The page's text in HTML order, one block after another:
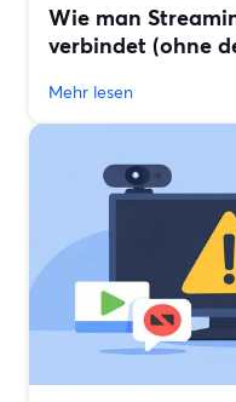
Wie man
verbindet (ohne
Mehr lesen